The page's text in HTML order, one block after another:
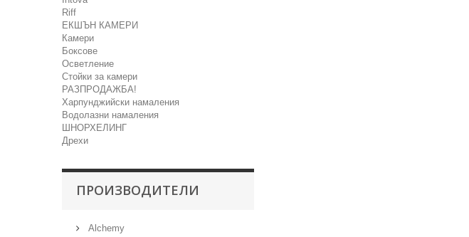
Riff
ЕКШЪН КАМЕРИ
Камери
Боксове
Осветление
Стойки за камери
РАЗПРОДАЖБА!
Харпунджийски намаления
Водолазни намаления
ШНОРХЕЛИНГ
Дрехи
ПРОИЗВОДИТЕЛИ
Alchemy